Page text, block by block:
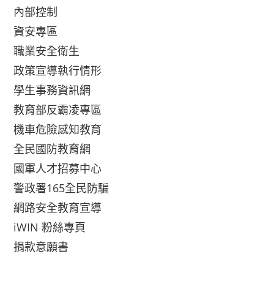
內部控制
資安專區
職業安全衛生
政策宣導執行情形
學生事務資訊網
教育部反霸凌專區
機車危險感知教育
全民國防教育網
國軍人才招募中心
警政署165全民防騙
網路安全教育宣導
iWIN 粉絲專頁
捐款意願書